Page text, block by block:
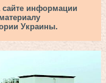
сайте информации
Украины.